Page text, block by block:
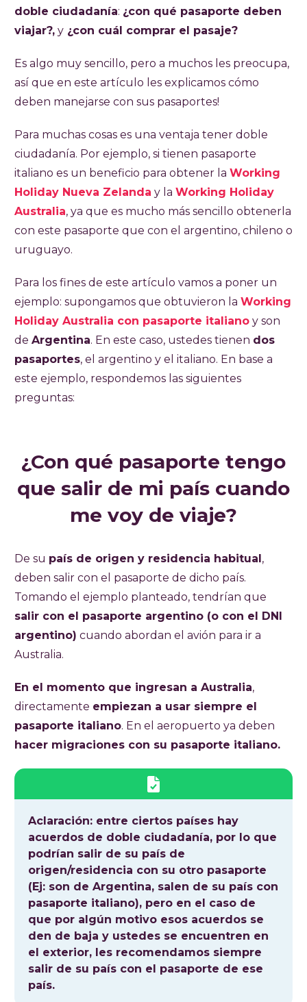
doble ciudadanía: ¿con qué pasaporte deben
viajar?, y ¿con cuál comprar el pasaje?
Es algo muy sencillo, pero a muchos les preocupa,
así que en este artículo les explicamos cómo
deben manejarse con sus pasaportes!
Para muchas cosas es una ventaja tener doble
ciudadanía. Por ejemplo, si tienen pasaporte
italiano es un beneficio para obtener la Working
Holiday Nueva Zelanda y la Working Holiday
Australia, ya que es mucho más sencillo obtenerla
con este pasaporte que con el argentino, chileno o
uruguayo.
Para los fines de este artículo vamos a poner un
ejemplo: supongamos que obtuvieron la Working
Holiday Australia con pasaporte italiano y son
de Argentina. En este caso, ustedes tienen dos
pasaportes, el argentino y el italiano. En base a
este ejemplo, respondemos las siguientes
preguntas:
¿Con qué pasaporte tengo
que salir de mi país cuando
me voy de viaje?
De su país de origen y residencia habitual ,
deben salir con el pasaporte de dicho país.
Tomando el ejemplo planteado, tendrían que
salir con el pasaporte argentino (o con el DNI
argentino) cuando abordan el avión para ir a
Australia.
En el momento que ingresan a Australia,
directamente empiezan a usar siempre el
pasaporte italiano. En el aeropuerto ya deben
hacer migraciones con su pasaporte italiano.
Aclaración: entre ciertos países hay
acuerdos de doble ciudadanía, por lo que
podrían salir de su país de
origen/residencia con su otro pasaporte
(Ej: son de Argentina, salen de su país con
pasaporte italiano), pero en el caso de
que por algún motivo esos acuerdos se
den de baja y ustedes se encuentren en
el exterior, les recomendamos siempre
salir de su país con el pasaporte de ese
país.